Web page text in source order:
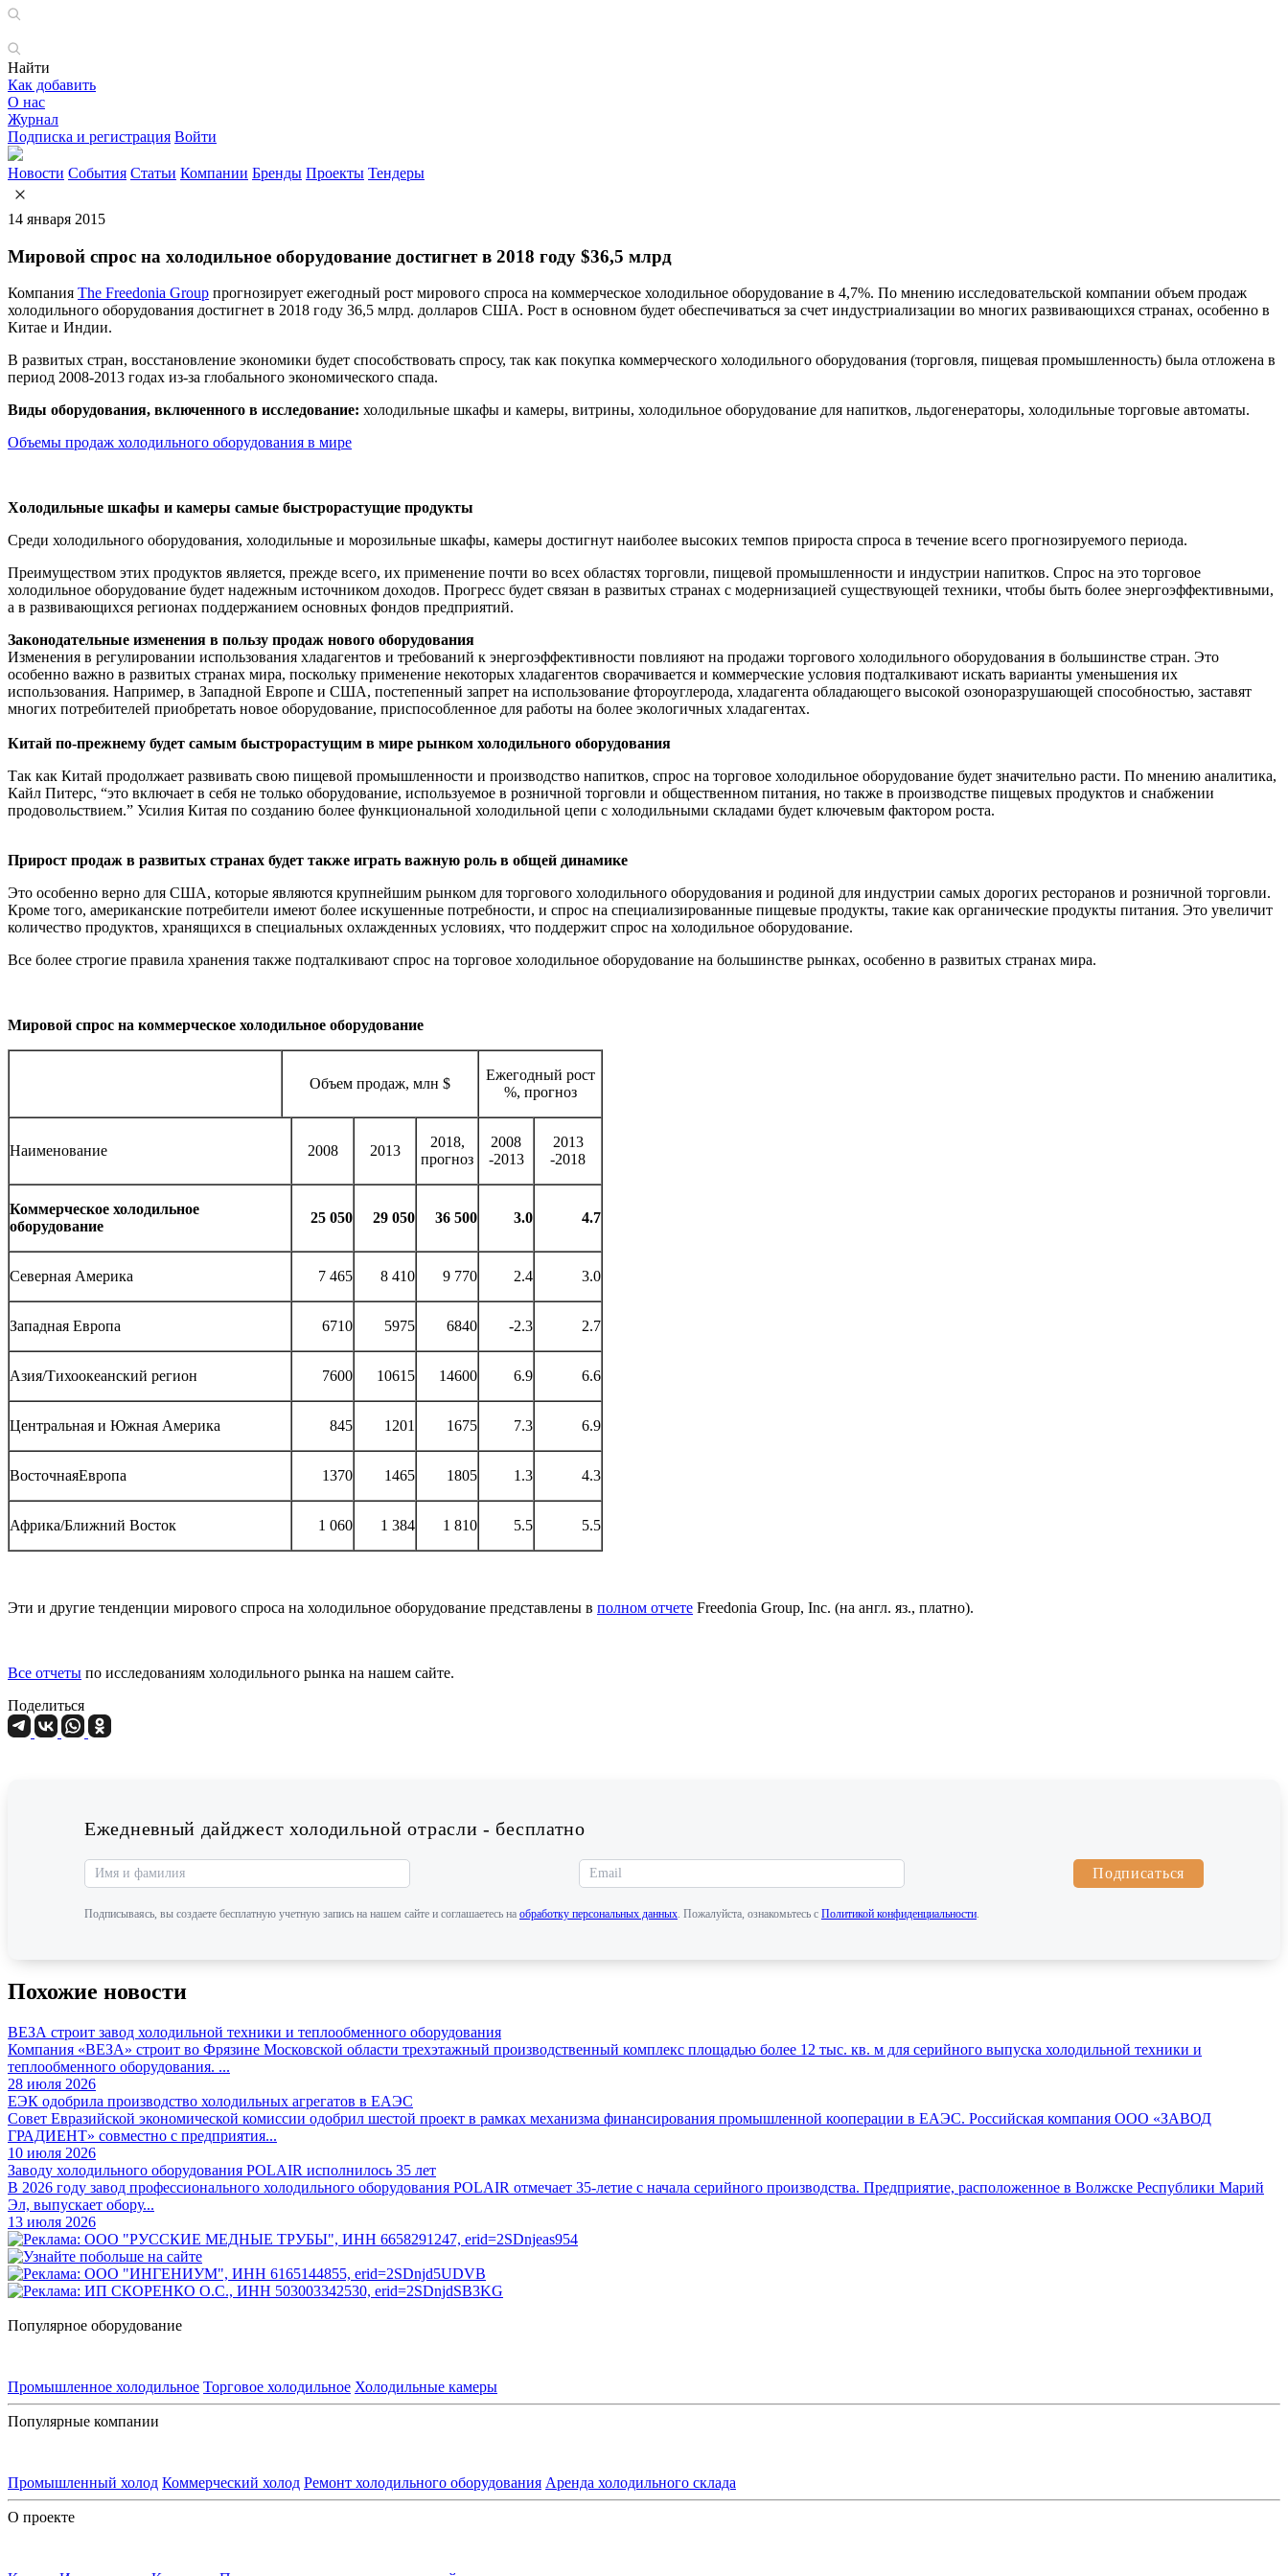
Найти
Как добавить
О нас
Журнал
Подписка и регистрация Войти
Новости События Статьи Компании Бренды Проекты Тендеры
14 января 2015
Мировой спрос на холодильное оборудование достигнет в 2018 году $36,5 млрд
Компания The Freedonia Group прогнозирует ежегодный рост мирового спроса на коммерческое холодильное оборудование в 4,7%. По мнению исследовательской компании объем продаж
холодильного оборудования достигнет в 2018 году 36,5 млрд. долларов США. Рост в основном будет обеспечиваться за счет индустриализации во многих развивающихся странах, особенно в
Китае и Индии.
В развитых стран, восстановление экономики будет способствовать спросу, так как покупка коммерческого холодильного оборудования (торговля, пищевая промышленность) была отложена в
период 2008-2013 годах из-за глобального экономического спада.
Виды оборудования, включенного в исследование: холодильные шкафы и камеры, витрины, холодильное оборудование для напитков, льдогенераторы, холодильные торговые автоматы.
Объемы продаж холодильного оборудования в мире
Холодильные шкафы и камеры самые быстрорастущие продукты
Среди холодильного оборудования, холодильные и морозильные шкафы, камеры достигнут наиболее высоких темпов прироста спроса в течение всего прогнозируемого периода.
Преимуществом этих продуктов является, прежде всего, их применение почти во всех областях торговли, пищевой промышленности и индустрии напитков. Спрос на это торговое
холодильное оборудование будет надежным источником доходов. Прогресс будет связан в развитых странах с модернизацией существующей техники, чтобы быть более энергоэффективными,
а в развивающихся регионах поддержанием основных фондов предприятий.
Законодательные изменения в пользу продаж нового оборудования
Изменения в регулировании использования хладагентов и требований к энергоэффективности повлияют на продажи торгового холодильного оборудования в большинстве стран. Это
особенно важно в развитых странах мира, поскольку применение некоторых хладагентов сворачивается и коммерческие условия подталкивают искать варианты уменьшения их
использования. Например, в Западной Европе и США, постепенный запрет на использование фтороуглерода, хладагента обладающего высокой озоноразрушающей способностью, заставят
многих потребителей приобретать новое оборудование, приспособленное для работы на более экологичных хладагентах.
Китай по-прежнему будет самым быстрорастущим в мире рынком холодильного оборудования
Так как Китай продолжает развивать свою пищевой промышленности и производство напитков, спрос на торговое холодильное оборудование будет значительно расти. По мнению аналитика,
Кайл Питерс, “это включает в себя не только оборудование, используемое в розничной торговли и общественном питания, но также в производстве пищевых продуктов и снабжении
продовольствием.” Усилия Китая по созданию более функциональной холодильной цепи с холодильными складами будет ключевым фактором роста.
Прирост продаж в развитых странах будет также играть важную роль в общей динамике
Это особенно верно для США, которые являются крупнейшим рынком для торгового холодильного оборудования и родиной для индустрии самых дорогих ресторанов и розничной торговли.
Кроме того, американские потребители имеют более искушенные потребности, и спрос на специализированные пищевые продукты, такие как органические продукты питания. Это увеличит
количество продуктов, хранящихся в специальных охлажденных условиях, что поддержит спрос на холодильное оборудование.
Все более строгие правила хранения также подталкивают спрос на торговое холодильное оборудование на большинстве рынках, особенно в развитых странах мира.
Мировой спрос на коммерческое холодильное оборудование
Объем продаж, млн $
Ежегодный рост
%, прогноз
Наименование 2008 2013
2018,
прогноз
2008
-2013
2013
-2018
Коммерческое холодильное
оборудование
25 050 29 050 36 500 3.0 4.7
Северная Америка 7 465 8 410 9 770 2.4 3.0
Западная Европа 6710 5975 6840 -2.3 2.7
Азия/Тихоокеанский регион 7600 10615 14600 6.9 6.6
Центральная и Южная Америка 845 1201 1675 7.3 6.9
ВосточнаяЕвропа 1370 1465 1805 1.3 4.3
Африка/Ближний Восток 1 060 1 384 1 810 5.5 5.5
Эти и другие тенденции мирового спроса на холодильное оборудование представлены в полном отчете Freedonia Group, Inc. (на англ. яз., платно).
Все отчеты по исследованиям холодильного рынка на нашем сайте.
Поделиться
Ежедневный дайджест холодильной отрасли - бесплатно
Подписаться
Подписываясь, вы создаете бесплатную учетную запись на нашем сайте и соглашаетесь на обработку персональных данных. Пожалуйста, ознакомьтесь с Политикой конфиденциальности.
Похожие новости
ВЕЗА строит завод холодильной техники и теплообменного оборудования
Компания «ВЕЗА» строит во Фрязине Московской области трехэтажный производственный комплекс площадью более 12 тыс. кв. м для серийного выпуска холодильной техники и
теплообменного оборудования. ...
28 июля 2026
ЕЭК одобрила производство холодильных агрегатов в ЕАЭС
Совет Евразийской экономической комиссии одобрил шестой проект в рамках механизма финансирования промышленной кооперации в ЕАЭС. Российская компания ООО «ЗАВОД
ГРАДИЕНТ» совместно с предприятия...
10 июля 2026
Заводу холодильного оборудования POLAIR исполнилось 35 лет
В 2026 году завод профессионального холодильного оборудования POLAIR отмечает 35-летие с начала серийного производства. Предприятие, расположенное в Волжске Республики Марий
Эл, выпускает обору...
13 июля 2026
Популярное оборудование
Промышленное холодильное Торговое холодильное Холодильные камеры
Популярные компании
Промышленный холод Коммерческий холод Ремонт холодильного оборудования Аренда холодильного склада
О проекте